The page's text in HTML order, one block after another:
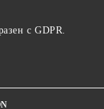
с GDPR.